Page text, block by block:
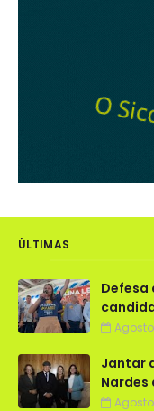
ÚLTIMAS
Defesa
Jantar
Nardes